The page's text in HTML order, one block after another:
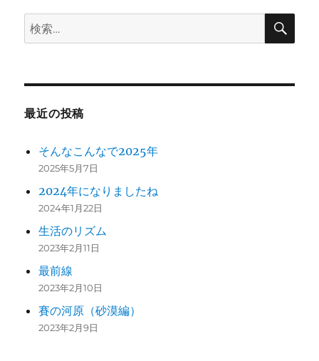
検
索:
検
最近の投稿
そんなこんなで2025年
2025年5月7日
2024年になりましたね
2024年1月22日
生活のリズム
2023年2月11日
最前線
2023年2月10日
賽の河原（砂漠編）
2023年2月9日